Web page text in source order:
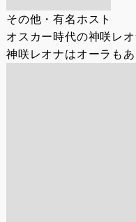
その他・有名ホスト
オスカー時代の神咲レ
神咲レオナはオーラも